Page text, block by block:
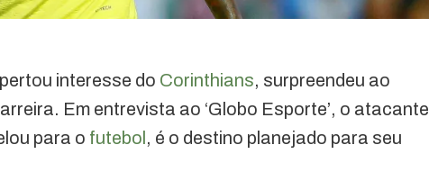
interesse do Corinthians, surpreendeu ao
Em entrevista ao ‘Globo Esporte’, o atacante
para o futebol , é o destino planejado para seu